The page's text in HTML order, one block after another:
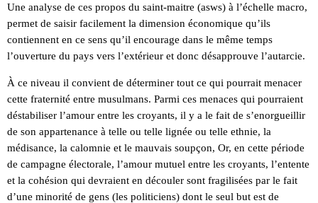
Une analyse de ces propos du saint-maitre (asws) à l’échelle macro,
permet de saisir facilement la dimension économique qu’ils
contiennent en ce sens qu’il encourage dans le même temps
l’ouverture du pays vers l’extérieur et donc désapprouve l’autarcie.
À ce niveau il convient de déterminer tout ce qui pourrait menacer
cette fraternité entre musulmans. Parmi ces menaces qui pourraient
déstabiliser l’amour entre les croyants, il y a le fait de s’enorgueillir
de son appartenance à telle ou telle lignée ou telle ethnie, la
médisance, la calomnie et le mauvais soupçon, Or, en cette période
de campagne électorale, l’amour mutuel entre les croyants, l’entente
et la cohésion qui devraient en découler sont fragilisées par le fait
d’une minorité de gens (les politiciens) dont le seul but est de